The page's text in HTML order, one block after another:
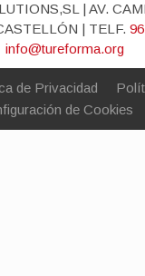
| AV.
| TELF.
info@tureforma.org
de Privacidad
de Cookies